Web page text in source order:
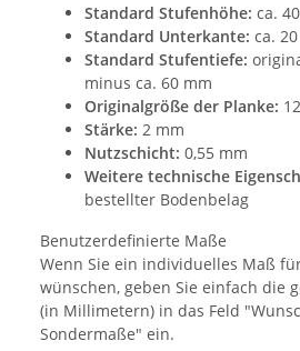
Standard Stufenhöhe: ca.
Standard Unterkante: ca.
Standard Stufentiefe:
minus ca. 60 mm
Originalgröße der Planke:
Stärke: 2 mm
Nutzschicht: 0,55 mm
Weitere technische
bestellter Bodenbelag
Benutzerdefinierte Maße
Wenn Sie ein individuelles Maß
wünschen, geben Sie einfach die
(in Millimetern) in das Feld
Sondermaße" ein.